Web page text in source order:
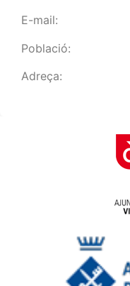
E-mail:
Població:
Adreça: